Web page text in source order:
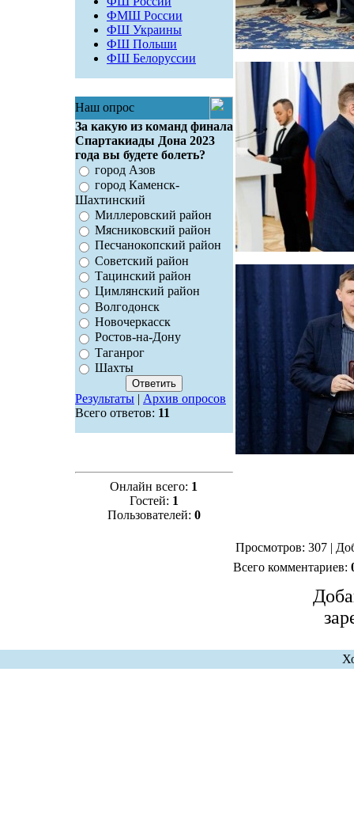
ФМШ России
ФШ Украины
ФШ Польши
ФШ Белоруссии
Наш опрос
За какую из команд финала
Спартакиады Дона 2023
года вы будете болеть?
город Азов
город Каменск-
Шахтинский
Миллеровский район
Мясниковский район
Песчанокопский район
Советский район
Тацинский район
Цимлянский район
Волгодонск
Новочеркасск
Ростов-на-Дону
Таганрог
Шахты
Результаты| Архив опросов
Всего ответов: 11
Онлайн всего: 1
Гостей: 1
Пользователей: 0
Просмотров: 307 |
Всего комментариев: